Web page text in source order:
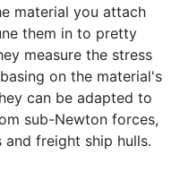
material you attach
them in to pretty
measure the stress
on the material's
can be adapted to
sub-Newton forces,
freight ship hulls.